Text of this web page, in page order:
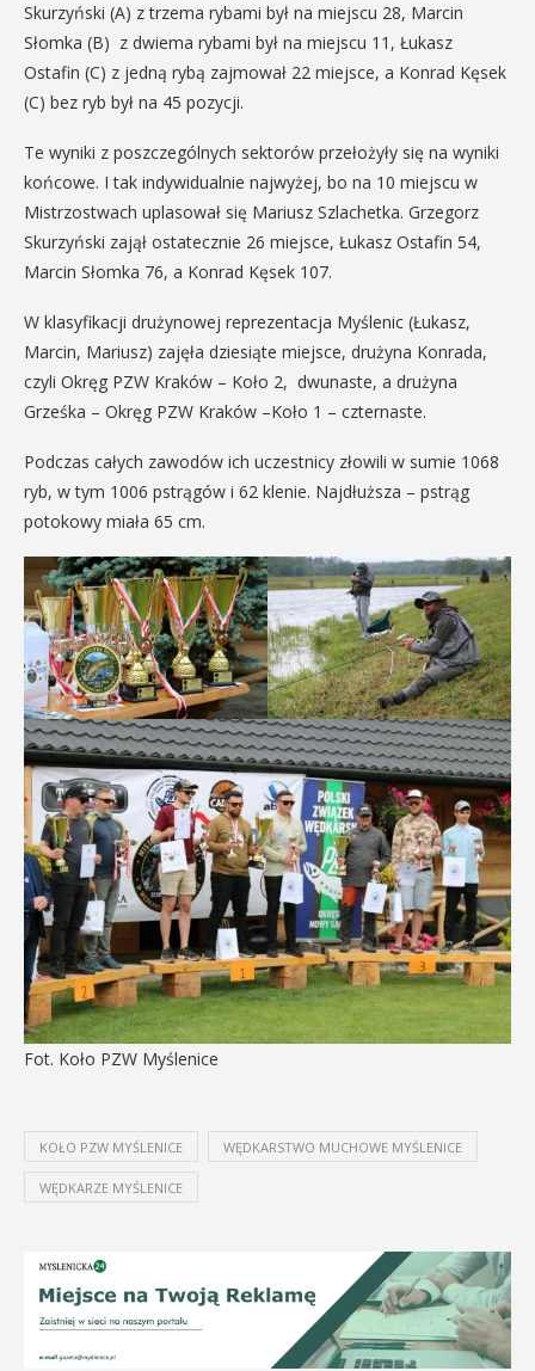
Skurzyński (A) z trzema rybami był na miejscu 28, Marcin
Słomka (B) z dwiema rybami był na miejscu 11, Łukasz
Ostafin (C) z jedną rybą zajmował 22 miejsce, a Konrad Kęsek
(C) bez ryb był na 45 pozycji.
Te wyniki z poszczególnych sektorów przełożyły się na wyniki
końcowe. I tak indywidualnie najwyżej, bo na 10 miejscu w
Mistrzostwach uplasował się Mariusz Szlachetka. Grzegorz
Skurzyński zajął ostatecznie 26 miejsce, Łukasz Ostafin 54,
Marcin Słomka 76, a Konrad Kęsek 107.
W klasyfikacji drużynowej reprezentacja Myślenic (Łukasz,
Marcin, Mariusz) zajęła dziesiąte miejsce, drużyna Konrada,
czyli Okręg PZW Kraków – Koło 2, dwunaste, a drużyna
Grześka – Okręg PZW Kraków –Koło 1 – czternaste.
Podczas całych zawodów ich uczestnicy złowili w sumie 1068
ryb, w tym 1006 pstrągów i 62 klenie. Najdłuższa – pstrąg
potokowy miała 65 cm.
Fot. Koło PZW Myślenice
KOŁO PZW MYŚLENICE WĘDKARSTWO MUCHOWE MYŚLENICE
WĘDKARZE MYŚLENICE